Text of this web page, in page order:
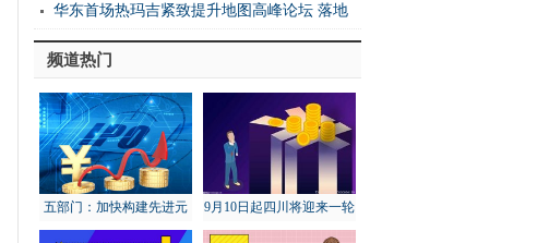
实力与行业示范作用
华东首场热玛吉紧致提升地图高峰论坛 落地
上海卓栎丽格
频道热门
五部门：加快构建先进元
宇宙技术和产业体系
9月10日起四川将迎来一轮
降雨